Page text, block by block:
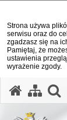
Strona używa
serwisu oraz do
zgadzasz się na
Pamiętaj, że
ustawienia
wyrażenie zgody.